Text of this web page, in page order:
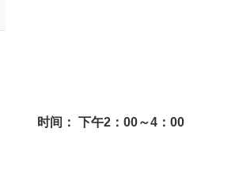
时间： 下午2 ：00～4 ：00